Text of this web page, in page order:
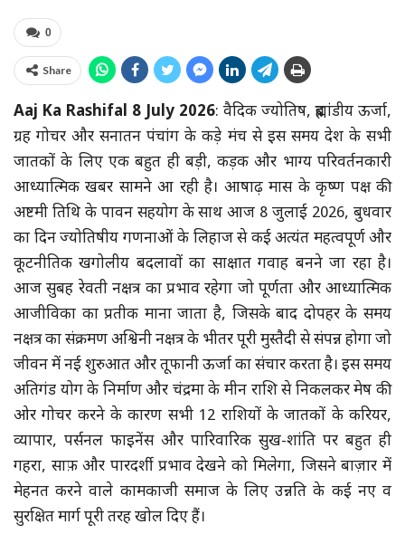
0
Share
Aaj Ka Rashifal 8 July 2026: वैदिक ज्योतिष, ब्रह्मांडीय ऊर्जा,
ग्रह गोचर और सनातन पंचांग के कड़े मंच से इस समय देश के सभी
जातकों के लिए एक बहुत ही बड़ी, कड़क और भाग्य परिवर्तनकारी
आध्यात्मिक खबर सामने आ रही है। आषाढ़ मास के कृष्ण पक्ष की
अष्टमी तिथि के पावन सहयोग के साथ आज 8 जुलाई 2026, बुधवार
का दिन ज्योतिषीय गणनाओं के लिहाज से कई अत्यंत महत्वपूर्ण और
कूटनीतिक खगोलीय बदलावों का साक्षात गवाह बनने जा रहा है।
आज सुबह रेवती नक्षत्र का प्रभाव रहेगा जो पूर्णता और आध्यात्मिक
आजीविका का प्रतीक माना जाता है, जिसके बाद दोपहर के समय
नक्षत्र का संक्रमण अश्विनी नक्षत्र के भीतर पूरी मुस्तैदी से संपन्न होगा जो
जीवन में नई शुरुआत और तूफानी ऊर्जा का संचार करता है। इस समय
अतिगंड योग के निर्माण और चंद्रमा के मीन राशि से निकलकर मेष की
ओर गोचर करने के कारण सभी 12 राशियों के जातकों के करियर,
व्यापार, पर्सनल फाइनेंस और पारिवारिक सुख-शांति पर बहुत ही
गहरा, साफ़ और पारदर्शी प्रभाव देखने को मिलेगा, जिसने बाज़ार में
मेहनत करने वाले कामकाजी समाज के लिए उन्नति के कई नए व
सुरक्षित मार्ग पूरी तरह खोल दिए हैं।